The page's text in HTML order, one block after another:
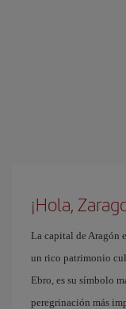
¡Hola,
La capital de Aragón
un rico patrimonio
Ebro, es su símbolo
peregrinación más